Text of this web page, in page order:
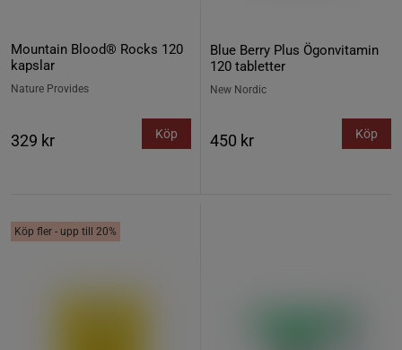
Mountain Blood® Rocks 120
kapslar
Nature Provides
329 kr Köp
Blue Berry Plus Ögonvitamin
120 tabletter
New Nordic
450 kr Köp
Köp fler - upp till 20%